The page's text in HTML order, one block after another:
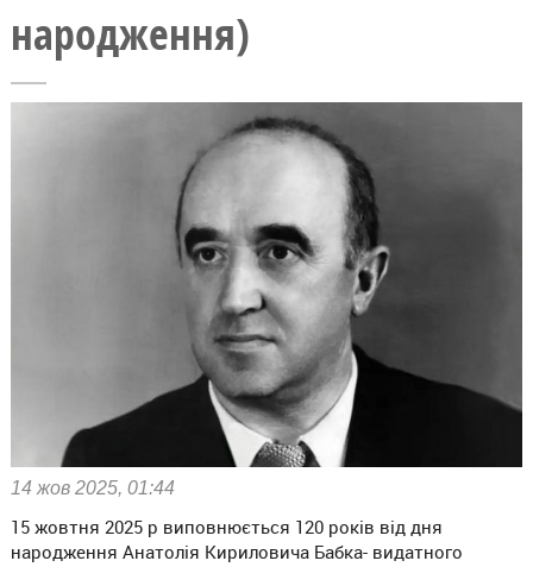
народження)
14 жов 2025, 01:44
15 жовтня 2025 р виповнюється 120 років від дня
народження Анатолія Кириловича Бабка- видатного